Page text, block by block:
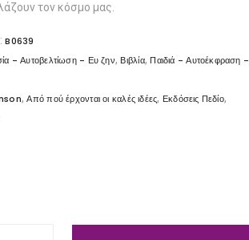
τον κόσμο μας.
B0639
- Αυτοβελτίωση - Ευ ζην, Βιβλία, Παιδιά - Αυτοέκφραση -
,Από πού έρχονται οι καλές ιδέες, Εκδόσεις Πεδίο,